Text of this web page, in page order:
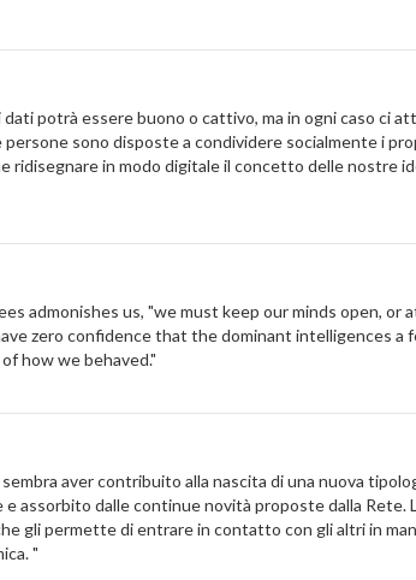
potrà essere buono o cattivo, ma in ogni caso ci
sono disposte a condividere socialmente i
ridisegnare in modo digitale il concetto delle nostre
admonishes us, "we must keep our minds open,
zero confidence that the dominant intelligences
how we behaved."
aver contribuito alla nascita di una nuova
dalle continue novità proposte dalla Rete.
gli permette di entrare in contatto con gli altri in
"